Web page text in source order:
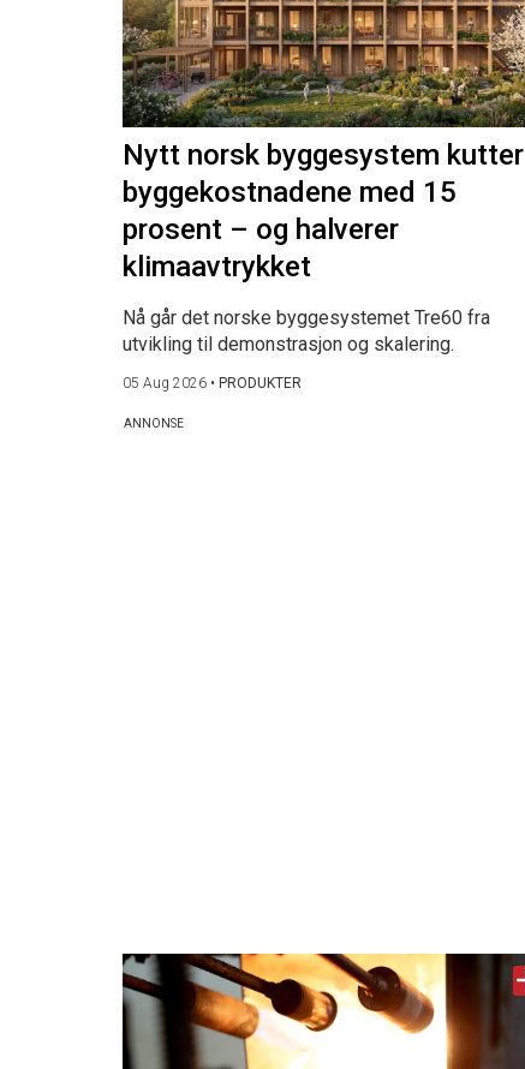
Nytt norsk byggesystem kutter
byggekostnadene med 15
prosent – og halverer
klimaavtrykket
Nå går det norske byggesystemet Tre60 fra
utvikling til demonstrasjon og skalering.
05 Aug 2026 • PRODUKTER